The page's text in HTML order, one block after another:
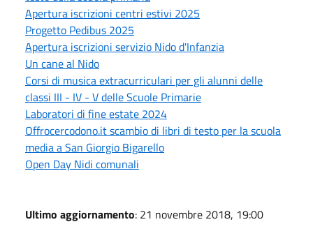
Apertura iscrizioni centri estivi 2025
Progetto Pedibus 2025
Apertura iscrizioni servizio Nido d'Infanzia
Un cane al Nido
Corsi di musica extracurriculari per gli alunni delle
classi III - IV - V delle Scuole Primarie
Laboratori di fine estate 2024
Offrocercodono.it scambio di libri di testo per la scuola
media a San Giorgio Bigarello
Open Day Nidi comunali
Ultimo aggiornamento: 21 novembre 2018, 19:00